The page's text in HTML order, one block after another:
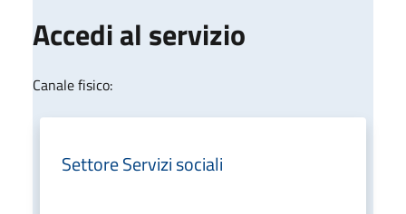
Accedi al servizio
Canale fisico:
Settore Servizi sociali